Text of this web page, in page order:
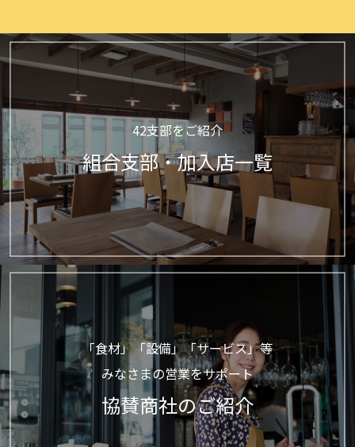
42支部をご紹介
組合支部・加入店一覧
「食材」「設備」「サービス」等
みなさまの営業をサポート
協賛商社のご紹介